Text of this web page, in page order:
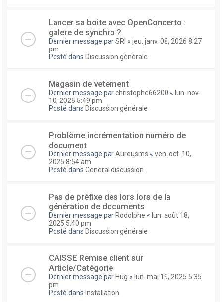
Lancer sa boite avec OpenConcerto :
galere de synchro ?
Dernier message parSRI « jeu. janv. 08, 2026 8:27
pm
Posté dans Discussion générale
Magasin de vetement
Dernier message parchristophe66200 « lun. nov.
10, 2025 5:49 pm
Posté dans Discussion générale
Problème incrémentation numéro de
document
Dernier message parAureusms « ven. oct. 10,
2025 8:54 am
Posté dans General discussion
Pas de préfixe des lors lors de la
génération de documents
Dernier message par Rodolphe « lun. août 18,
2025 5:40 pm
Posté dans Discussion générale
CAISSE Remise client sur
Article/Catégorie
Dernier message par Hug « lun. mai 19, 2025 5:35
pm
Posté dans Installation